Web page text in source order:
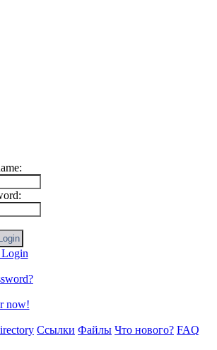
Login
now!
Ссылки Файлы Что нового? FAQ